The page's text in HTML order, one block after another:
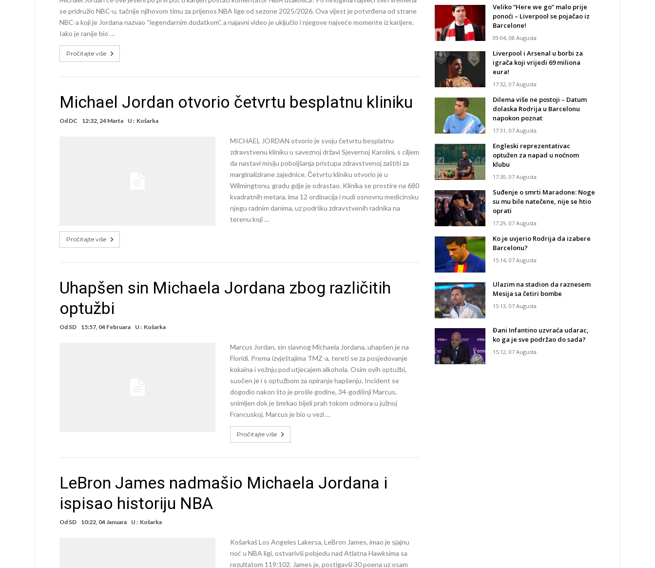
se pridružio NBC-u, tačnije njihovom timu za prijenos NBA lige od sezone 2025/2026. Ova vijest je potvrđena od strane
NBC-a koji je Jordana nazvao “legendarnim dodatkom”, a najavni video je uključio i njegove najveće momente iz karijere.
Iako je ranije bio …
Pročitajte više
Michael Jordan otvorio četvrtu besplatnu kliniku
Od DC 12:32, 24 Marta U : Košarka
MICHAEL JORDAN otvorio je svoju četvrtu besplatnu
zdravstvenu kliniku u saveznoj državi Sjevernoj Karolini, s ciljem
da nastavi misiju poboljšanja pristupa zdravstvenoj zaštiti za
marginalizirane zajednice. Četvrtu kliniku otvorio je u
Wilmingtonu, gradu gdje je odrastao. Klinika se prostire na 680
kvadratnih metara, ima 12 ordinacija i nudi osnovnu medicinsku
njegu radnim danima, uz podršku zdravstvenih radnika na
terenu koji …
Pročitajte više
Uhapšen sin Michaela Jordana zbog različitih
optužbi
Od SD 15:57, 04 Februara U : Košarka
Marcus Jordan, sin slavnog Michaela Jordana, uhapšen je na
Floridi. Prema izvještajima TMZ-a, tereti se za posjedovanje
kokaina i vožnju pod utjecajem alkohola. Osim ovih optužbi,
suočen je i s optužbom za opiranje hapšenju. Incident se
dogodio nakon što je prošle godine, 34-godišnji Marcus,
snimljen dok je šmrkao bijeli prah tokom odmora u južnoj
Francuskoj. Marcus je bio u vezi …
Pročitajte više
LeBron James nadmašio Michaela Jordana i
ispisao historiju NBA
Od SD 10:22, 04 Januara U : Košarka
Košarkaš Los Angeles Lakersa, LeBron James, imao je sjajnu
noć u NBA ligi, ostvarivši pobjedu nad Atlatna Hawksima sa
rezultatom 119:102. James je, postigavši 30 poena uz osam
Veliko “Here we go” malo prije
ponoći – Liverpool se pojačao iz
Barcelone!
09:04, 08 Augusta
Liverpool i Arsenal u borbi za
igrača koji vrijedi 69 miliona
eura!
17:32, 07 Augusta
Dilema više ne postoji – Datum
dolaska Rodrija u Barcelonu
napokon poznat
17:31, 07 Augusta
Engleski reprezentativac
optužen za napad u noćnom
klubu
17:30, 07 Augusta
Suđenje o smrti Maradone: Noge
su mu bile natečene, nije se htio
oprati
17:29, 07 Augusta
Ko je uvjerio Rodrija da izabere
Barcelonu?
15:14, 07 Augusta
Ulazim na stadion da raznesem
Mesija sa četiri bombe
15:13, 07 Augusta
Đani Infantino uzvraća udarac,
ko ga je sve podržao do sada?
15:12, 07 Augusta